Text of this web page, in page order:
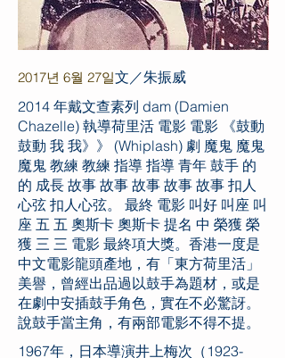
2017년 6월 27일文／朱振威
2014 年戴文查素列 dam (Damien
Chazelle) 執導荷里活 電影 電影 《鼓動
鼓動 我 我》》 (Whiplash) 劇 魔鬼 魔鬼
魔鬼 教練 教練 指導 指導 青年 鼓手 的
的 成長 故事 故事 故事 故事 故事 扣人
心弦 扣人心弦。 最終 電影 叫好 叫座 叫
座 五 五 奧斯卡 奧斯卡 提名 中 榮獲 榮
獲 三 三 電影 最終項大獎。香港一度是
中文電影龍頭產地，有「東方荷里活」
美譽，曾經出品過以鼓手為題材，或是
在劇中安插鼓手角色，實在不必驚訝。
說鼓手當主角，有兩部電影不得不提。
1967年，日本導演井上梅次（1923-